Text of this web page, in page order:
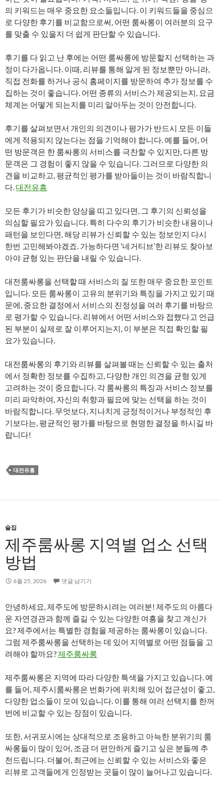
의 키워드는 매우 중요한 요소들입니다. 이 키워드들을 중심으
로 다양한 후기를 비교함으로써, 어떤 룸싸롱이 여러분의 요구
를 맞출 수 있을지 더 쉽게 판단할 수 있습니다.
후기를 다 읽고 난 후에는 어떤 룸싸롱에 방문할지 선택하는 과
정이 다가옵니다. 이때, 리뷰를 통해 알게 된 정보뿐만 아니라,
직접 전화를 하거나 공식 홈페이지를 방문하여 추가 정보를 수
집하는 것이 좋습니다. 어떤 종류의 서비스가 제공되는지, 요금
체계는 어떻게 되는지를 미리 알아두는 것이 안전합니다.
후기를 살펴보면서 개인의 의견이나 평가가 반드시 모든 이들
에게 적용되지 않는다는 점을 기억해야 합니다. 예를 들어, 어
떤 방문객은 한 룸싸롱의 서비스를 극찬할 수 있지만, 다른 방
문객은 그 경험이 좋지 않을 수 있습니다. 그러므로 다양한 의
견을 비교하고, 평균적인 평가를 받아들이는 것이 바람직합니
다.대전유흥
모든 후기가 비슷한 양상을 띠고 있다면, 그 후기의 신뢰성을
의심할 필요가 있습니다. 특히 다수의 후기가 비슷한 내용이나
패턴을 보인다면, 해당 리뷰가 신뢰할 수 있는 정보인지 다시
한번 고민해봐야겠죠. 가능하다면 ‘네거티브’한 리뷰도 찾아보
아야 균형 있는 판단을 내릴 수 있습니다.
대전룸싸롱을 선택할 때 서비스의 질 또한 매우 중요한 포인트
입니다. 모든 룸싸롱이 고유의 분위기와 특징을 가지고 있기 때
문에, 중요한 결정에서 서비스의 진정성을 여러 후기를 바탕으
로 평가할 수 있습니다. 리뷰에서 어떤 서비스와 접했다고 언급
된 부분이 실제로 잘 이루어지는지, 이 부분은 직접 확인할 필
요가 있습니다.
대전룸싸롱의 후기와 리뷰를 살펴볼 때는 신뢰할 수 있는 출처
에서 정확한 정보를 수집하고, 다양한 개인 의견을 균형 있게
고려하는 것이 중요합니다. 각 룸싸롱의 특징과 서비스 정보를
미리 파악하여, 자신의 취향과 필요에 맞는 선택을 하는 것이
바람직합니다. 무엇보다, 지나치게 긍정적이거나 부정적인 후
기보다는, 평균적인 평가를 바탕으로 현명한 결정을 하시길 바
랍니다!
대전유흥
술집
제주룸싸롱 지역별 업소 선택
방법
6월 25, 2026 댓글 남기기
안녕하세요, 제주도에 방문하시려는 여러분! 제주도의 아름다
운 자연경관과 함께 즐길 수 있는 다양한 여흥을 찾고 계신가
요? 제주에서는 특별한 경험을 제공하는 룸싸롱이 있습니다.
그럼 제주룸싸롱을 선택하는 데 있어 지역별로 어떤 점들을 고
려해야 할까요?제주룸싸롱
제주룸싸롱은 지역에 따라 다양한 특색을 가지고 있습니다. 예
를 들어, 제주시룸싸롱은 번화가에 위치해 있어 접근성이 좋고,
다양한 업소들이 모여 있습니다. 이를 통해 여러 선택지를 한꺼
번에 비교할 수 있는 장점이 있습니다.
또한, 서귀포시에는 상대적으로 조용하고 아늑한 분위기의 룸
싸롱들이 많이 있어, 조금 더 편안하게 즐기고 싶은 분들께 추
천드립니다. 더불어, 최근에는 신뢰할 수 있는 서비스와 좋은
리뷰로 고객들에게 인정받는 곳들이 많이 늘어나고 있습니다.